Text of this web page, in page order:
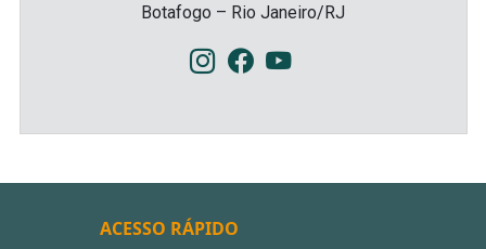
Botafogo – Rio Janeiro/RJ
ACESSO RÁPIDO